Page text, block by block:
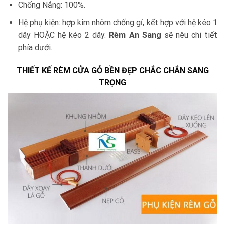
Chống Nắng: 100%.
Hệ phụ kiện: hợp kim nhôm chống gỉ, kết hợp với hệ kéo 1
dây HOẶC hệ kéo 2 dây. Rèm An Sang sẽ nêu chi tiết
phía dưới.
THIẾT KẾ RÈM CỬA GỖ BỀN ĐẸP CHẮC CHẮN SANG
TRỌNG